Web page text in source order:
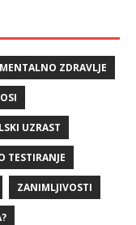
MENTALNO ZDRAVLJE
UZRAST
TESTIRANJE
ZANIMLJIVOSTI